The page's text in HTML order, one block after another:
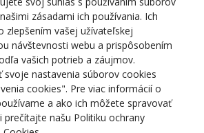
ZÓNA
zásadami ich používania. Ich
zlepšením vašej užívateľskej
návštevnosti webu a prispôsobením
vašich potrieb a záujmov.
svoje nastavenia súborov cookies
cookies". Pre viac informácií o
a ako ich môžete spravovať
našu Politiku ochrany